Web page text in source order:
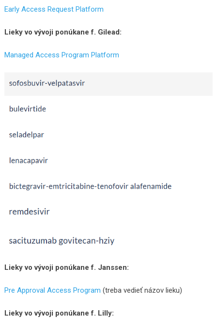
Early Access Request Platform
Lieky vo vývoji ponúkane f. Gilead:
Managed Access Program Platform
Lieky vo vývoji ponúkane f. Janssen:
Pre Approval Access Program (treba vedieť názov lieku)
Lieky vo vývoji ponúkane f. Lilly: